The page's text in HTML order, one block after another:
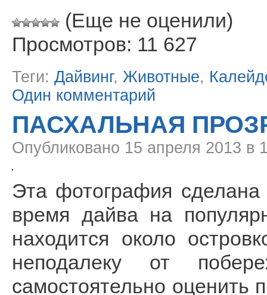
(Еще не оценили)
Просмотров: 11 627
Теги: Дайвинг, Животные,
Один комментарий
ПАСХАЛЬНАЯ
Опубликовано 15 апреля 2013 в
Эта фотография
время дайва на
находится около
неподалеку от
самостоятельно оценить